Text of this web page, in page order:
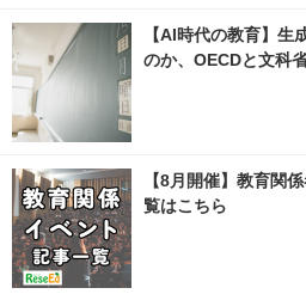
【AI時代の教育】生
のか、OECDと文科
【8月開催】教育関
覧はこちら